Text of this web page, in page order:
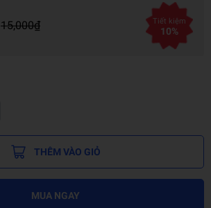
15,000₫ Tiết kiệm
10%
THÊM VÀO GIỎ
MUA NGAY